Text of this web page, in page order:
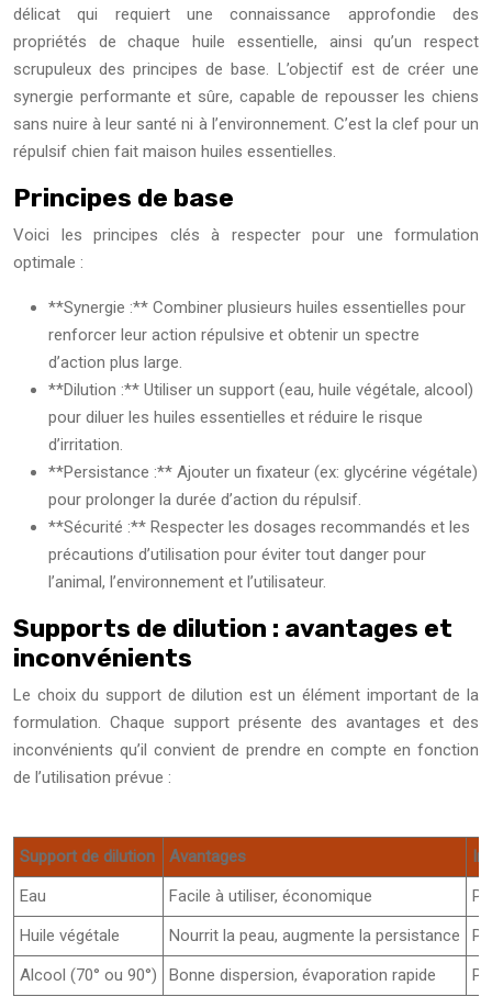
délicat qui requiert une connaissance approfondie des
propriétés de chaque huile essentielle, ainsi qu’un respect
scrupuleux des principes de base. L’objectif est de créer une
synergie performante et sûre, capable de repousser les chiens
sans nuire à leur santé ni à l’environnement. C’est la clef pour un
répulsif chien fait maison huiles essentielles.
Principes de base
Voici les principes clés à respecter pour une formulation
optimale :
**Synergie :** Combiner plusieurs huiles essentielles pour
renforcer leur action répulsive et obtenir un spectre
d’action plus large.
**Dilution :** Utiliser un support (eau, huile végétale, alcool)
pour diluer les huiles essentielles et réduire le risque
d’irritation.
**Persistance :** Ajouter un fixateur (ex: glycérine végétale)
pour prolonger la durée d’action du répulsif.
**Sécurité :** Respecter les dosages recommandés et les
précautions d’utilisation pour éviter tout danger pour
l’animal, l’environnement et l’utilisateur.
Supports de dilution : avantages et
inconvénients
Le choix du support de dilution est un élément important de la
formulation. Chaque support présente des avantages et des
inconvénients qu’il convient de prendre en compte en fonction
de l’utilisation prévue :
Support de dilution Avantages
Eau
Facile à utiliser, économique
Huile végétale
Nourrit la peau, augmente la persistance
Alcool (70° ou 90°)
Bonne dispersion, évaporation rapide